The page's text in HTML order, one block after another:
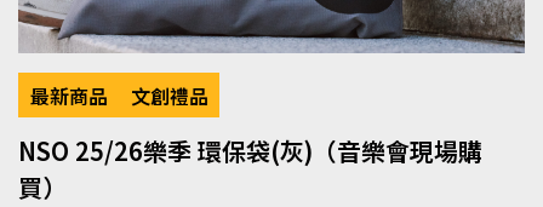
最新商品 文創禮品
NSO 25/26樂季 環保袋(灰)（音樂會現場購
買）